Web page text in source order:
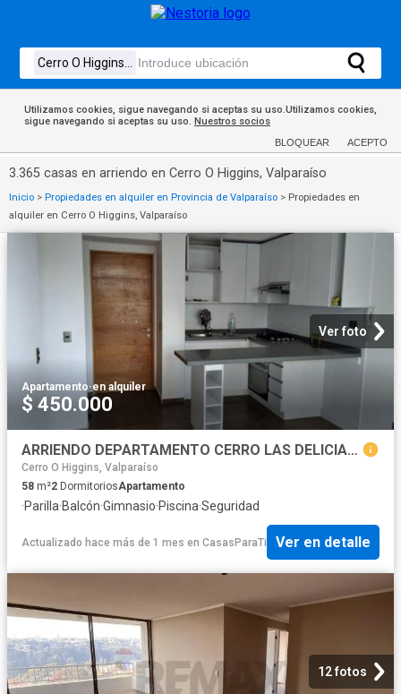
Utilizamos cookies, sigue navegando si aceptas su uso.Utilizamos cookies,
sigue navegando si aceptas su uso. Nuestros socios
BLOQUEAR ACEPTO
3.365 casas en arriendo en Cerro O Higgins, Valparaíso
Inicio > Propiedades en alquiler en Provincia de Valparaíso > Propiedades en
alquiler en Cerro O Higgins, Valparaíso
Ver foto
Apartamento·en alquiler
$ 450.000
ARRIENDO DEPARTAMENTO CERRO LAS DELICIAS SAN ROQUE
Cerro O Higgins, Valparaíso
58 m²2 DormitoriosApartamento
·Parilla·Balcón·Gimnasio·Piscina·Seguridad
Actualizado hace más de 1 mes en CasasParaTi Ver en detalle
12 fotos